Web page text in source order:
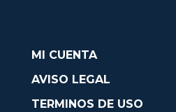
MI CUENTA
AVISO LEGAL
TERMINOS DE USO